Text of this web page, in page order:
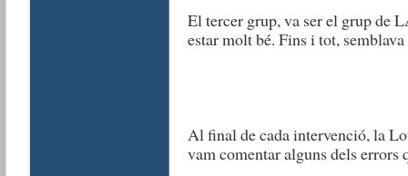
El tercer grup, va ser el grup de
estar molt bé. Fins i tot,
Al final de cada intervenció, la
vam comentar alguns dels